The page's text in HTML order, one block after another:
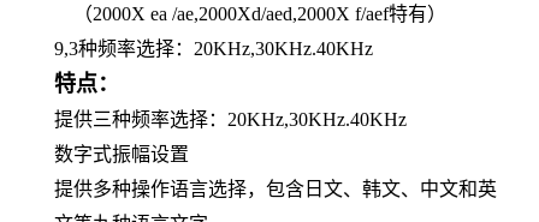
（2000X ea /ae,2000Xd/aed,2000X f/aef特有）
9,3种频率选择：20KHz,30KHz.40KHz
特点：
提供三种频率选择：20KHz,30KHz.40KHz
数字式振幅设置
提供多种操作语言选择，包含日文、韩文、中文和英